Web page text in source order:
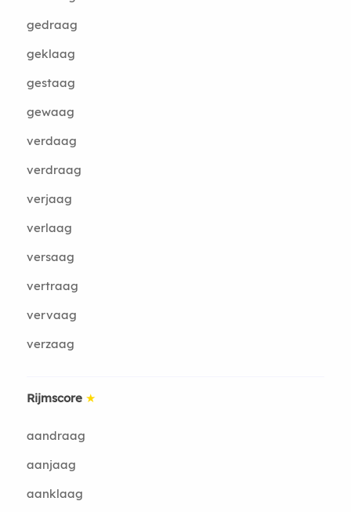
gedraag
geklaag
gestaag
gewaag
verdaag
verdraag
verjaag
verlaag
versaag
vertraag
vervaag
verzaag
Rijmscore ★
aandraag
aanjaag
aanklaag